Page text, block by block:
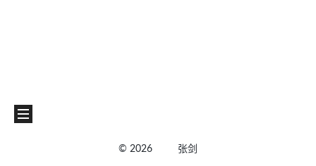
©2026 张剑